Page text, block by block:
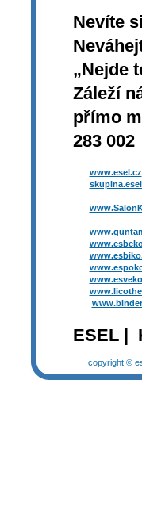
Nevíte
„Nejde
Záleží
přímo
283 002
www.esel.cz
ESEL |
copyright ©